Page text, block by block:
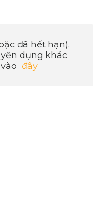
đã hết hạn).
dụng khác
đây